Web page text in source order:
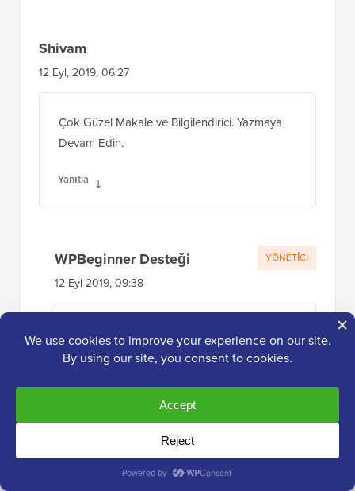
Shivam
12 Eyl, 2019, 06:27
Çok Güzel Makale ve Bilgilendirici. Yazmaya
Devam Edin.
Yanıtla
WPBeginner Desteği
12 Eyl 2019, 09:38
Teşekkür ederiz, makalemizi beğendiğinize
sevindik
YÖNETICI